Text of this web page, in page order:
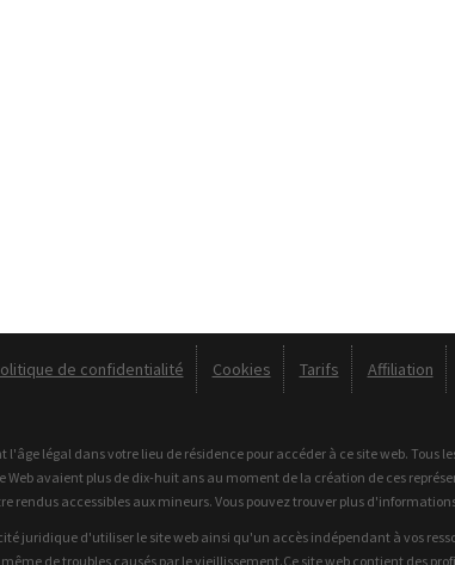
de confidentialité Cookies Tarifs Affiliation
légal dans votre lieu de résidence pour accéder à ce site web. Tous
Web avaient plus de dix-huit ans au moment de la création de ces
rendus accessibles aux mineurs. Vous pouvez trouver plus
juridique d'utiliser le site web ainsi qu'un accès indépendant à vos
de troubles causés par le vieillissement.Ce site web contient des